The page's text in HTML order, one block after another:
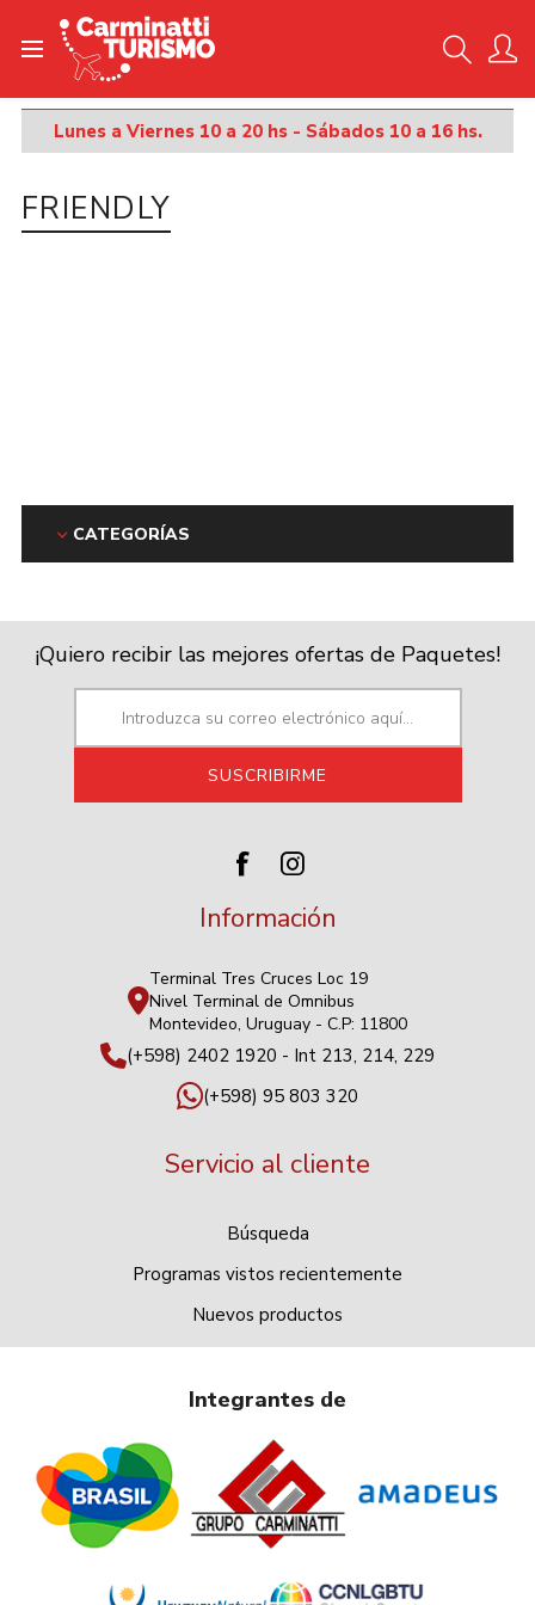
Inicio
Lunes a Viernes 10 a 20 hs - Sábados 10 a 16 hs.
FRIENDLY
CATEGORÍAS
¡Quiero recibir las mejores ofertas de Paquetes!
Información
Terminal Tres Cruces Loc 19
Nivel Terminal de Omnibus
Montevideo, Uruguay - C.P: 11800
(+598) 2402 1920 - Int 213, 214, 229
(+598) 95 803 320
Servicio al cliente
Búsqueda
Programas vistos recientemente
Nuevos productos
Integrantes de